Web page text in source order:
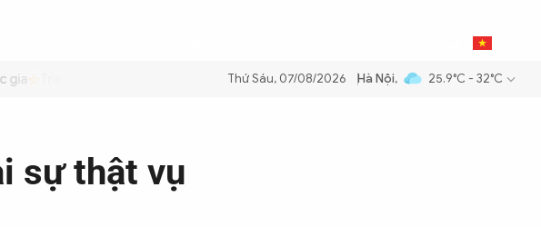
Triệt để tiết kiệm xăng dầu để đảm bảo an ninh năng lượng quốc gia Thực hiện Nghị
Thứ Sáu, 07/08/2026 Hà Nội, 25.9°C - 32°C
sự thật vụ